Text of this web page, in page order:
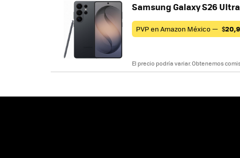
Samsung Galaxy S26 Ultra
PVP en Amazon México — $
El precio podría variar. Obtenemos